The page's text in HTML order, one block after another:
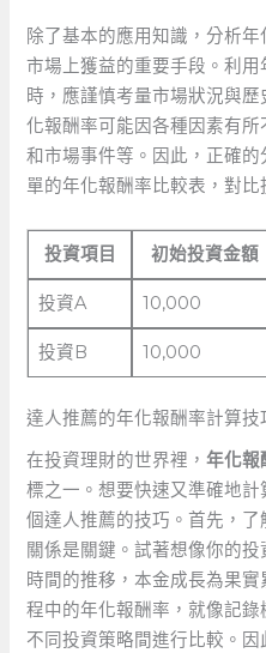
除了基本的應用知識，分析
市場上獲益的重要手段。利
時，應謹慎考量市場狀況與
化報酬率可能因各種因素有
和市場事件等。因此，正確
單的年化報酬率比較表，對比
投資項目 初始投資金額
投資A 10,000
投資B 10,000
達人推薦的年化報酬率計算技
在投資理財的世界裡，年化報
標之一。想要快速又準確地
個達人推薦的技巧。首先，
關係是關鍵。試著想像你的
時間的推移，本金成長為果
程中的年化報酬率，就像記
不同投資策略間進行比較。